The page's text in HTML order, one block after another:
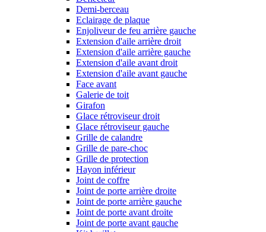
Demi-berceau
Eclairage de plaque
Enjoliveur de feu arrière gauche
Extension d'aile arrière droit
Extension d'aile arrière gauche
Extension d'aile avant droit
Extension d'aile avant gauche
Face avant
Galerie de toit
Girafon
Glace rétroviseur droit
Glace rétroviseur gauche
Grille de calandre
Grille de pare-choc
Grille de protection
Hayon inférieur
Joint de coffre
Joint de porte arrière droite
Joint de porte arrière gauche
Joint de porte avant droite
Joint de porte avant gauche